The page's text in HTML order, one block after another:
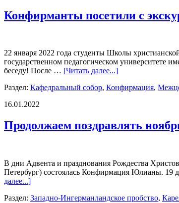
Конфирманты посетили с
22 января 2022 года студенты Школы
государственном педагогическом университете
беседу! После … [Читать далее...]
Раздел: Кафедральный собор, Конфирмация,
16.01.2022
Продолжаем поздравлять
В дни Адвента и празднования Рождества
Петербург) состоялась Конфирмация Юлианы. 19
далее...]
Раздел: Западно-Ингерманландское пробство,